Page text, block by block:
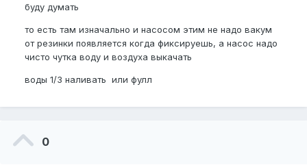
буду думать
то есть там изначально и насосом этим не надо вакум
от резинки появляется когда фиксируешь, а насос надо
чисто чутка воду и воздуха выкачать
воды 1/3 наливать или фулл
0